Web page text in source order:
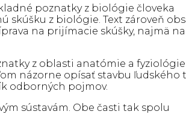
poznatky z biológie človeka
skúšku z biológie. Text zároveň
na prijímacie skúšky, najmä na
z oblasti anatómie a fyziológie
názorne opísať stavbu ľudského
odborných pojmov.
sústavám. Obe časti tak spolu